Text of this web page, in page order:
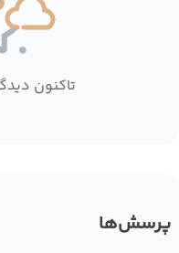
تاکنون
پرسش‌ها